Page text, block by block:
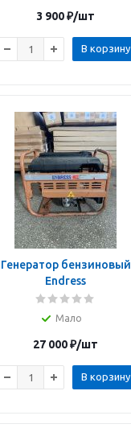
3 900₽/шт
В корзину
Генератор бензиновый
Endress
Мало
27 000₽/шт
В корзину